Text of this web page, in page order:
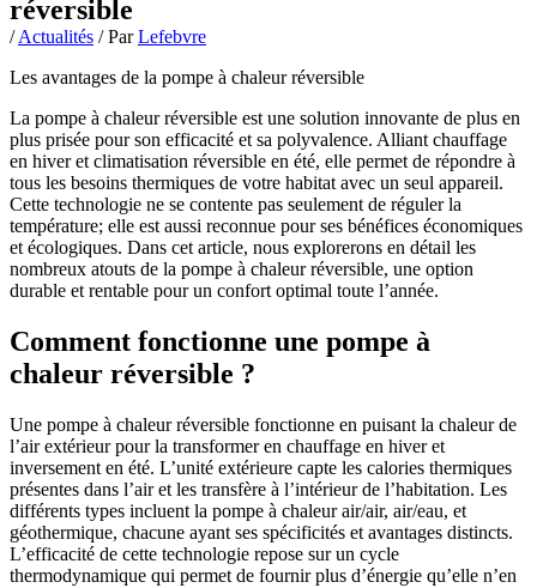
réversible
/Actualités / ParLefebvre
Les avantages de la pompe à chaleur réversible
La pompe à chaleur réversible est une solution innovante de plus en
plus prisée pour son efficacité et sa polyvalence. Alliant chauffage
en hiver et climatisation réversible en été, elle permet de répondre à
tous les besoins thermiques de votre habitat avec un seul appareil.
Cette technologie ne se contente pas seulement de réguler la
température; elle est aussi reconnue pour ses bénéfices économiques
et écologiques. Dans cet article, nous explorerons en détail les
nombreux atouts de la pompe à chaleur réversible, une option
durable et rentable pour un confort optimal toute l’année.
Comment fonctionne une pompe à
chaleur réversible ?
Une pompe à chaleur réversible fonctionne en puisant la chaleur de
l’air extérieur pour la transformer en chauffage en hiver et
inversement en été. L’unité extérieure capte les calories thermiques
présentes dans l’air et les transfère à l’intérieur de l’habitation. Les
différents types incluent la pompe à chaleur air/air, air/eau, et
géothermique, chacune ayant ses spécificités et avantages distincts.
L’efficacité de cette technologie repose sur un cycle
thermodynamique qui permet de fournir plus d’énergie qu’elle n’en